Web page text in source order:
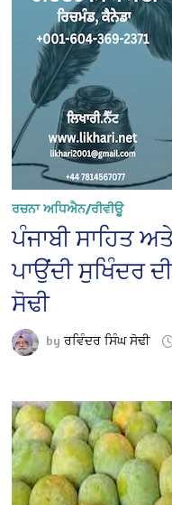
ਰਚਨਾ ਅਧਿਐਨ/ਰੀਵੀਊ
ਪੰਜਾਬੀ ਸਾਹਿਤ
ਪਾਉਂਦੀ ਸੁਖਿੰਦਰ
ਸੋਢੀ
byਰਵਿੰਦਰ ਸਿੰਘ ਸੋਢੀ